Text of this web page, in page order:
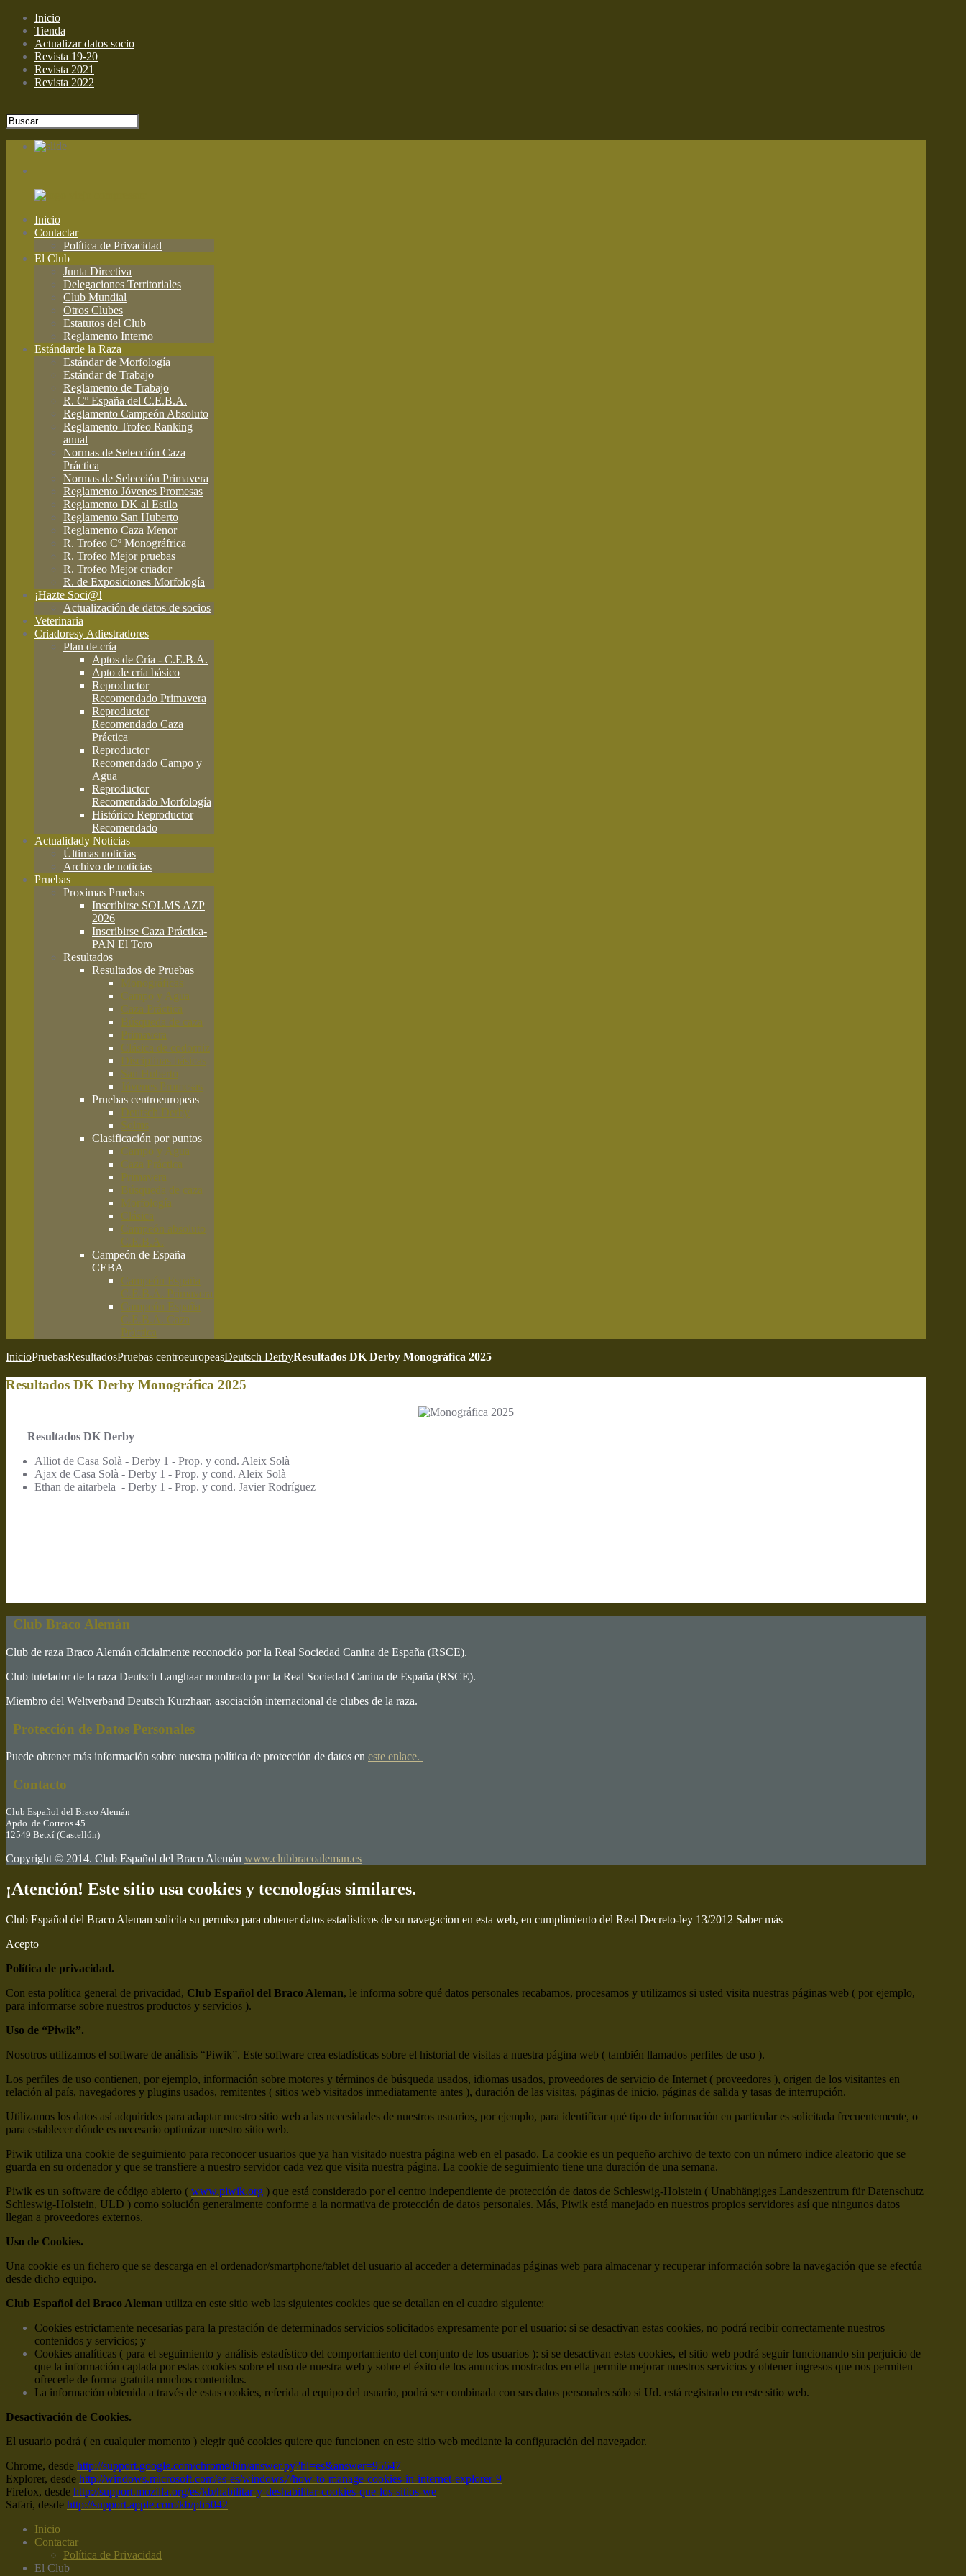
Inicio
Tienda
Actualizar datos socio
Revista 19-20
Revista 2021
Revista 2022
Inicio
Contactar
Política de Privacidad
El Club
Junta Directiva
Delegaciones Territoriales
Club Mundial
Otros Clubes
Estatutos del Club
Reglamento Interno
Estándarde la Raza
Estándar de Morfología
Estándar de Trabajo
Reglamento de Trabajo
R. Cº España del C.E.B.A.
Reglamento Campeón Absoluto
Reglamento Trofeo Ranking
anual
Normas de Selección Caza
Práctica
Normas de Selección Primavera
Reglamento Jóvenes Promesas
Reglamento DK al Estilo
Reglamento San Huberto
Reglamento Caza Menor
R. Trofeo Cº Monográfrica
R. Trofeo Mejor pruebas
R. Trofeo Mejor criador
R. de Exposiciones Morfología
¡Hazte Soci@!
Actualización de datos de socios
Veterinaria
Criadoresy Adiestradores
Plan de cría
Aptos de Cría - C.E.B.A.
Apto de cría básico
Reproductor
Recomendado Primavera
Reproductor
Recomendado Caza
Práctica
Reproductor
Recomendado Campo y
Agua
Reproductor
Recomendado Morfología
Histórico Reproductor
Recomendado
Actualidady Noticias
Últimas noticias
Archivo de noticias
Pruebas
Proximas Pruebas
Inscribirse SOLMS AZP
2026
Inscribirse Caza Práctica-
PAN El Toro
Resultados
Resultados de Pruebas
Monográficas
Campo y Agua
Caza Práctica
Búsqueda de caza
Primavera
Clásica de codorniz
Disciplinas básicas
San Huberto
Jóvenes Promesas
Pruebas centroeuropeas
Deutsch Derby
Solms
Clasificación por puntos
Campo y Agua
Caza Práctica
Primavera
Búsqueda de caza
Morfología
Clásica
Campeón absoluto
C.E.B.A.
Campeón de España
CEBA
Campeón España
C.E.B.A. Primavera
Campeón España
C.E.B.A. Caza
Práctica
InicioPruebasResultadosPruebas centroeuropeasDeutsch DerbyResultados DK Derby Monográfica 2025
Resultados DK Derby Monográfica 2025
Resultados DK Derby
Alliot de Casa Solà - Derby 1 - Prop. y cond. Aleix Solà
Ajax de Casa Solà - Derby 1 - Prop. y cond. Aleix Solà
Ethan de aitarbela - Derby 1 - Prop. y cond. Javier Rodríguez
Club Braco Alemán
Club de raza Braco Alemán oficialmente reconocido por la Real Sociedad Canina de España (RSCE).
Club tutelador de la raza Deutsch Langhaar nombrado por la Real Sociedad Canina de España (RSCE).
Miembro del Weltverband Deutsch Kurzhaar, asociación internacional de clubes de la raza.
Protección de Datos Personales
Puede obtener más información sobre nuestra política de protección de datos en este enlace.
Contacto
Club Español del Braco Alemán
Apdo. de Correos 45
12549 Betxí (Castellón)
Copyright © 2014. Club Español del Braco Alemán www.clubbracoaleman.es
¡Atención! Este sitio usa cookies y tecnologías similares.
Club Español del Braco Aleman solicita su permiso para obtener datos estadisticos de su navegacion en esta web, en cumplimiento del Real Decreto-ley 13/2012 Saber más
Acepto
Política de privacidad.
Con esta política general de privacidad, Club Español del Braco Aleman, le informa sobre qué datos personales recabamos, procesamos y utilizamos si usted visita nuestras páginas web ( por ejemplo,
para informarse sobre nuestros productos y servicios ).
Uso de “Piwik”.
Nosotros utilizamos el software de análisis “Piwik”. Este software crea estadísticas sobre el historial de visitas a nuestra página web ( también llamados perfiles de uso ).
Los perfiles de uso contienen, por ejemplo, información sobre motores y términos de búsqueda usados, idiomas usados, proveedores de servicio de Internet ( proveedores ), origen de los visitantes en
relación al país, navegadores y plugins usados, remitentes ( sitios web visitados inmediatamente antes ), duración de las visitas, páginas de inicio, páginas de salida y tasas de interrupción.
Utilizamos los datos así adquiridos para adaptar nuestro sitio web a las necesidades de nuestros usuarios, por ejemplo, para identificar qué tipo de información en particular es solicitada frecuentemente, o
para establecer dónde es necesario optimizar nuestro sitio web.
Piwik utiliza una cookie de seguimiento para reconocer usuarios que ya han visitado nuestra página web en el pasado. La cookie es un pequeño archivo de texto con un número indice aleatorio que se
guarda en su ordenador y que se transfiere a nuestro servidor cada vez que visita nuestra página. La cookie de seguimiento tiene una duración de una semana.
Piwik es un software de código abierto ( www.piwik.org ) que está considerado por el centro independiente de protección de datos de Schleswig-Holstein ( Unabhängiges Landeszentrum für Datenschutz
Schleswig-Holstein, ULD ) como solución generalmente conforme a la normativa de protección de datos personales. Más, Piwik está manejado en nuestros propios servidores así que ningunos datos
llegan a proveedores externos.
Uso de Cookies.
Una cookie es un fichero que se descarga en el ordenador/smartphone/tablet del usuario al acceder a determinadas páginas web para almacenar y recuperar información sobre la navegación que se efectúa
desde dicho equipo.
Club Español del Braco Aleman utiliza en este sitio web las siguientes cookies que se detallan en el cuadro siguiente:
Cookies estrictamente necesarias para la prestación de determinados servicios solicitados expresamente por el usuario: si se desactivan estas cookies, no podrá recibir correctamente nuestros
contenidos y servicios; y
Cookies analíticas ( para el seguimiento y análisis estadístico del comportamiento del conjunto de los usuarios ): si se desactivan estas cookies, el sitio web podrá seguir funcionando sin perjuicio de
que la información captada por estas cookies sobre el uso de nuestra web y sobre el éxito de los anuncios mostrados en ella permite mejorar nuestros servicios y obtener ingresos que nos permiten
ofrecerle de forma gratuita muchos contenidos.
La información obtenida a través de estas cookies, referida al equipo del usuario, podrá ser combinada con sus datos personales sólo si Ud. está registrado en este sitio web.
Desactivación de Cookies.
El usuario podrá ( en cualquier momento ) elegir qué cookies quiere que funcionen en este sitio web mediante la configuración del navegador.
Chrome, desde http://support.google.com/chrome/bin/answer.py?hl=es&answer=95647
Explorer, desde http://windows.microsoft.com/es-es/windows7/how-to-manage-cookies-in-internet-explorer-9
Firefox, desde http://support.mozilla.org/es/kb/habilitar-y-deshabilitar-cookies-que-los-sitios-we
Safari, desde http://support.apple.com/kb/ph5042
Inicio
Contactar
Política de Privacidad
El Club